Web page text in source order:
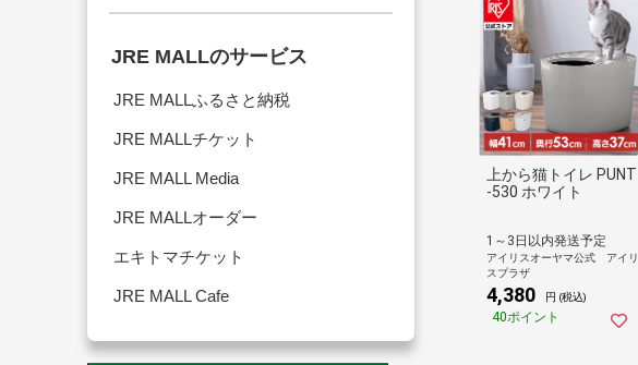
JRE MALLのサービス
JRE MALLふるさと納税
JRE MALLチケット
JRE MALL Media
JRE MALLオーダー
エキトマチケット
JRE MALL Cafe
上から猫トイレ PUNT
-530 ホワイト
1～3日以内発送予定
アイリスオーヤマ公式 アイリ
スプラザ
4,380 円 (税込)
40ポイント